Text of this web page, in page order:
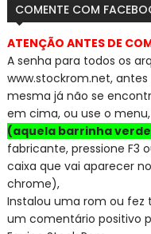
COMENTE COM
ATENÇÃO ANTES DE
A senha para todos os
www.stockrom.net, antes
mesma já não se
em cima, ou use o
(aquela barrinha
fabricante, pressione F3
caixa que vai aparecer
chrome),
Instalou uma rom ou fez
um comentário positivo